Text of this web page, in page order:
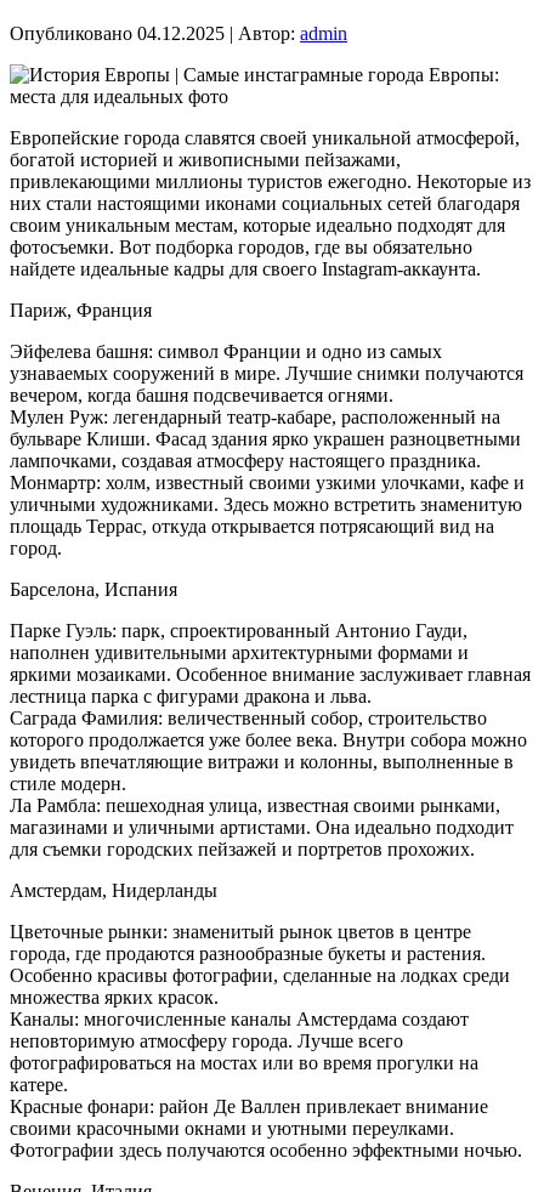
Опубликовано 04.12.2025 | Автор: admin
Европейские города славятся своей уникальной атмосферой,
богатой историей и живописными пейзажами,
привлекающими миллионы туристов ежегодно. Некоторые из
них стали настоящими иконами социальных сетей благодаря
своим уникальным местам, которые идеально подходят для
фотосъемки. Вот подборка городов, где вы обязательно
найдете идеальные кадры для своего Instagram-аккаунта.
Париж, Франция
Эйфелева башня: символ Франции и одно из самых
узнаваемых сооружений в мире. Лучшие снимки получаются
вечером, когда башня подсвечивается огнями.
Мулен Руж: легендарный театр-кабаре, расположенный на
бульваре Клиши. Фасад здания ярко украшен разноцветными
лампочками, создавая атмосферу настоящего праздника.
Монмартр: холм, известный своими узкими улочками, кафе и
уличными художниками. Здесь можно встретить знаменитую
площадь Террас, откуда открывается потрясающий вид на
город.
Барселона, Испания
Парке Гуэль: парк, спроектированный Антонио Гауди,
наполнен удивительными архитектурными формами и
яркими мозаиками. Особенное внимание заслуживает главная
лестница парка с фигурами дракона и льва.
Саграда Фамилия: величественный собор, строительство
которого продолжается уже более века. Внутри собора можно
увидеть впечатляющие витражи и колонны, выполненные в
стиле модерн.
Ла Рамбла: пешеходная улица, известная своими рынками,
магазинами и уличными артистами. Она идеально подходит
для съемки городских пейзажей и портретов прохожих.
Амстердам, Нидерланды
Цветочные рынки: знаменитый рынок цветов в центре
города, где продаются разнообразные букеты и растения.
Особенно красивы фотографии, сделанные на лодках среди
множества ярких красок.
Каналы: многочисленные каналы Амстердама создают
неповторимую атмосферу города. Лучше всего
фотографироваться на мостах или во время прогулки на
катере.
Красные фонари: район Де Валлен привлекает внимание
своими красочными окнами и уютными переулками.
Фотографии здесь получаются особенно эффектными ночью.